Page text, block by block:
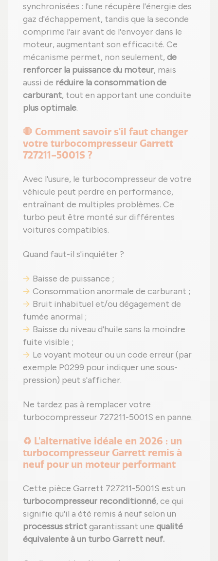
synchronisées : l'une récupère l'énergie des
gaz d'échappement, tandis que la seconde
comprime l'air avant de l'envoyer dans le
moteur, augmentant son efficacité. Ce
mécanisme permet, non seulement, de
renforcer la puissance du moteur, mais
aussi de réduire la consommation de
carburant, tout en apportant une conduite
plus optimale.
🛑 Comment savoir s'il faut changer
votre turbocompresseur Garrett
727211-5001S ?
Avec l'usure, le turbocompresseur de votre
véhicule peut perdre en performance,
entraînant de multiples problèmes. Ce
turbo peut être monté sur différentes
voitures compatibles.
Quand faut-il s'inquiéter ?
Baisse de puissance ;
Consommation anormale de carburant ;
Bruit inhabituel et/ou dégagement de
fumée anormal ;
Baisse du niveau d'huile sans la moindre
fuite visible ;
Le voyant moteur ou un code erreur (par
exemple P0299 pour indiquer une sous-
pression) peut s'afficher.
Ne tardez pas à remplacer votre
turbocompresseur 727211-5001S en panne.
♻️ L'alternative idéale en 2026 : un
turbocompresseur Garrett remis à
neuf pour un moteur performant
Cette pièce Garrett 727211-5001S est un
turbocompresseur reconditionné, ce qui
signifie qu'il a été remis à neuf selon un
processus strictgarantissant une qualité
équivalente à un turbo Garrett neuf.